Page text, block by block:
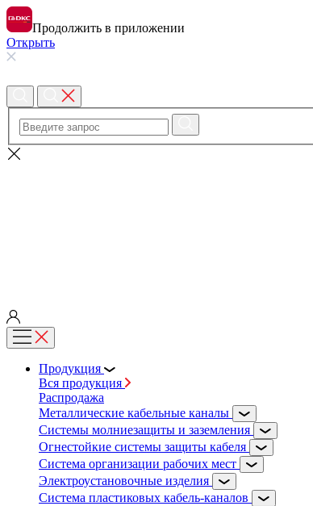
Продолжить в приложении
Открыть
Продукция
Вся продукция
Распродажа
Металлические кабельные каналы
Системы молниезащиты и заземления
Огнестойкие системы защиты кабеля
Система организации рабочих мест
Электроустановочные изделия
Система пластиковых кабель-каналов